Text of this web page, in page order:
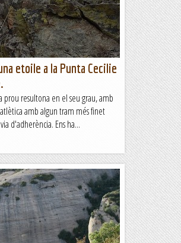
etoile a la Punta Cecilie
prou resultona en el seu grau, amb
amb algun tram més finet
d'adherència. Ens ha...